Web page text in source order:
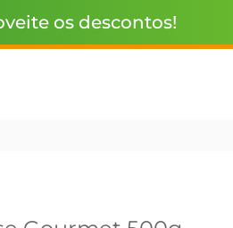
os descontos!